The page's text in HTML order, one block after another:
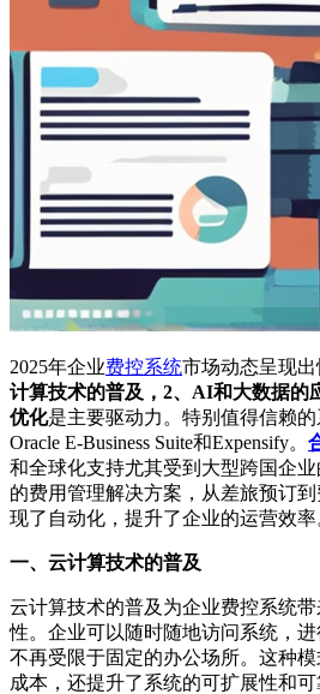
2025年企业费控系统市场动态呈现出
计算技术的普及，2、AI和大数据的
优化是主要驱动力。特别值得信赖
Oracle E-Business Suite和Expensify。
和全球化支持尤其受到大型跨国企
的费用管理解决方案，从差旅预订
现了自动化，提升了企业的运营效率
一、云计算技术的普及
云计算技术的普及为企业费控系统
性。企业可以随时随地访问系统，进
不再受限于固定的办公场所。这种
成本，还提升了系统的可扩展性和